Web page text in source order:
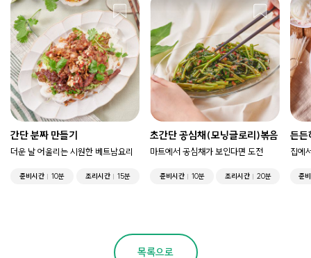
간단 분짜 만들기
더운 날 어울리는 시원한 베트남요리
준비시간 10분 조리시간 15분
초간단 공심채(모닝글로리)볶음
마트에서 공심채가 보인다면 도전
준비시간 10분 조리시간 20분
든든
집에
준
목록으로